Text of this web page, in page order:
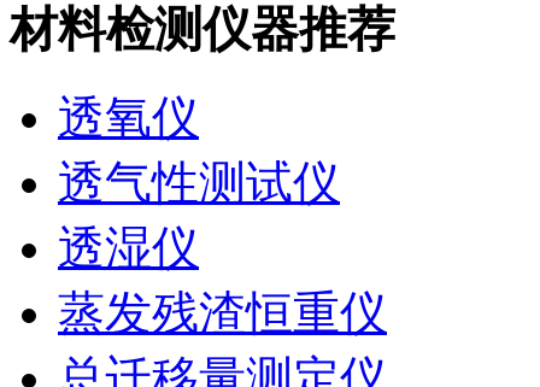
材料检测仪器推荐
透氧仪
透气性测试仪
透湿仪
蒸发残渣恒重仪